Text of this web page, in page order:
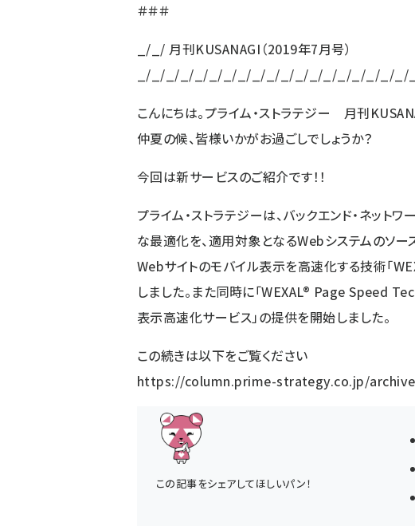
＃＃＃
_/_/ 月刊KUSANAGI（2019年7月号）
_/_/_/_/_/_/_/_/_/_/_/_/_/_/_/_/_/_/
こんにちは。プライム・ストラテジー 月刊
仲夏の候、皆様いかがお過ごしでしょうか？
今回は新サービスのご紹介です！！
プライム・ストラテジーは、バックエンド・ネットワ
な最適化を、適用対象となるWebシステムのソー
Webサイトのモバイル表示を高速化する技術「
しました。また同時に「WEXAL® Page Speed
表示高速化サービス」の提供を開始しました。
この続きは以下をご覧ください
https://column.prime-strategy.co.jp/
この記事をシェアしてほしいパン！